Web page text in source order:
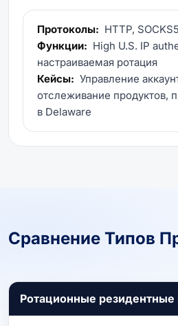
Протоколы: HTTP, SOCKS5
Функции: High U.S. IP
настраиваемая ротация
Кейсы: Управление
отслеживание продуктов,
в Delaware
Сравнение Типов
Ротационные резидентные